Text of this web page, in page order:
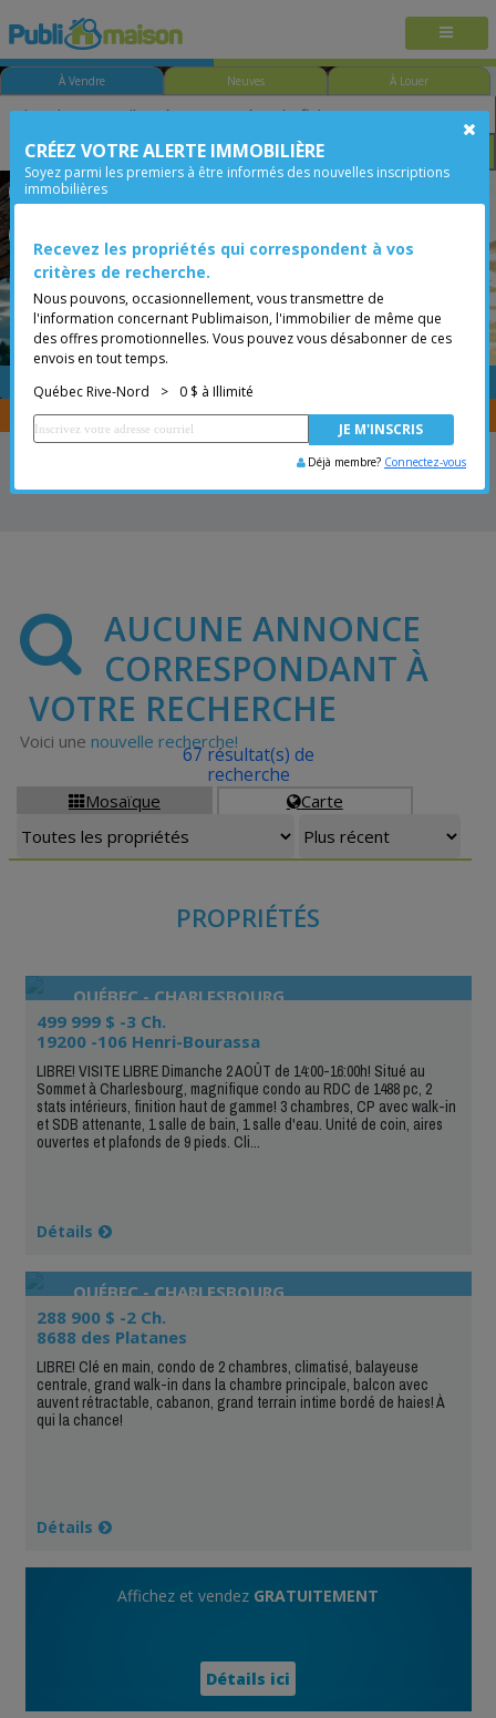
À Vendre Neuves À Louer
Chambre Prix
Québec - Saint-Sauveur
Placer une annonce
Vous êtes courtier, transférer vos propriétés avecCENTRIS
AUCUNE ANNONCE
CORRESPONDANT À
VOTRE RECHERCHE
Voici une nouvelle recherche!
Mosaïque Carte
67 résultat(s) de
recherche
PROPRIÉTÉS
QUÉBEC - CHARLESBOURG
499 999 $ -3 Ch.
19200 -106 Henri-Bourassa
LIBRE! VISITE LIBRE Dimanche 2 AOÛT de 14:00-16:00h! Situé au
Sommet à Charlesbourg, magnifique condo au RDC de 1488 pc, 2
stats intérieurs, finition haut de gamme! 3 chambres, CP avec walk-in
et SDB attenante, 1 salle de bain, 1 salle d'eau. Unité de coin, aires
ouvertes et plafonds de 9 pieds. Cli...
Détails
QUÉBEC - CHARLESBOURG
288 900 $ -2 Ch.
8688 des Platanes
LIBRE! Clé en main, condo de 2 chambres, climatisé, balayeuse
centrale, grand walk-in dans la chambre principale, balcon avec
auvent rétractable, cabanon, grand terrain intime bordé de haies! À
qui la chance!
Détails
Affichez et vendez GRATUITEMENT
Détails ici
CRÉEZ VOTRE ALERTE IMMOBILIÈRE
Soyez parmi les premiers à être informés des nouvelles inscriptions
immobilières
Recevez les propriétés qui correspondent à vos
critères de recherche.
Nous pouvons, occasionnellement, vous transmettre de
l'information concernant Publimaison, l'immobilier de même que
des offres promotionnelles. Vous pouvez vous désabonner de ces
envois en tout temps.
Québec Rive-Nord
> 0 $ à Illimité
Déjà membre? Connectez-vous